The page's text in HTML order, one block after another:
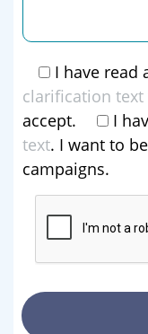
I have read
clarification text
accept.
I
text. I want to
campaigns.